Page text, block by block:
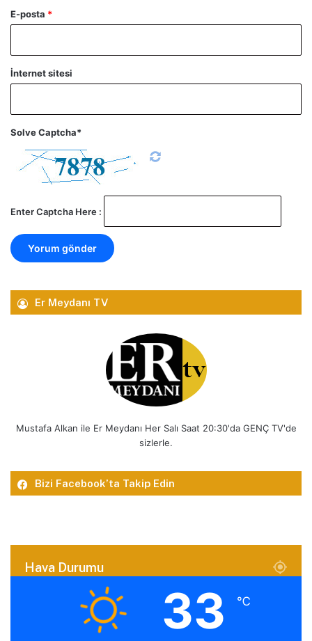
E-posta *
İnternet sitesi
Solve Captcha*
Enter Captcha Here :
Er Meydanı TV
Mustafa Alkan ile Er Meydanı Her Salı Saat 20:30'da GENÇ TV'de
sizlerle.
Bizi Facebook’ta Takip Edin
Hava Durumu
33 ℃